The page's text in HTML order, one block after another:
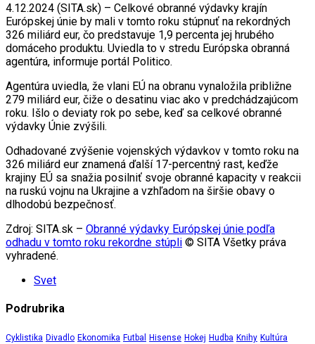
4.12.2024 (SITA.sk) – Celkové obranné výdavky krajín
Európskej únie by mali v tomto roku stúpnuť na rekordných
326 miliárd eur, čo predstavuje 1,9 percenta jej hrubého
domáceho produktu. Uviedla to v stredu Európska obranná
agentúra, informuje portál Politico.
Agentúra uviedla, že vlani EÚ na obranu vynaložila približne
279 miliárd eur, čiže o desatinu viac ako v predchádzajúcom
roku. Išlo o deviaty rok po sebe, keď sa celkové obranné
výdavky Únie zvýšili.
Odhadované zvýšenie vojenských výdavkov v tomto roku na
326 miliárd eur znamená ďalší 17-percentný rast, keďže
krajiny EÚ sa snažia posilniť svoje obranné kapacity v reakcii
na ruskú vojnu na Ukrajine a vzhľadom na širšie obavy o
dlhodobú bezpečnosť.
Zdroj: SITA.sk – Obranné výdavky Európskej únie podľa
odhadu v tomto roku rekordne stúpli © SITA Všetky práva
vyhradené.
Svet
Podrubrika
Cyklistika Divadlo Ekonomika Futbal Hisense Hokej Hudba Knihy Kultúra